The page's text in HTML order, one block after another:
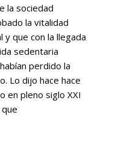
la sociedad
la vitalidad
y que con la llegada
sedentaria
perdido la
Lo dijo hace hace
en pleno siglo XXI